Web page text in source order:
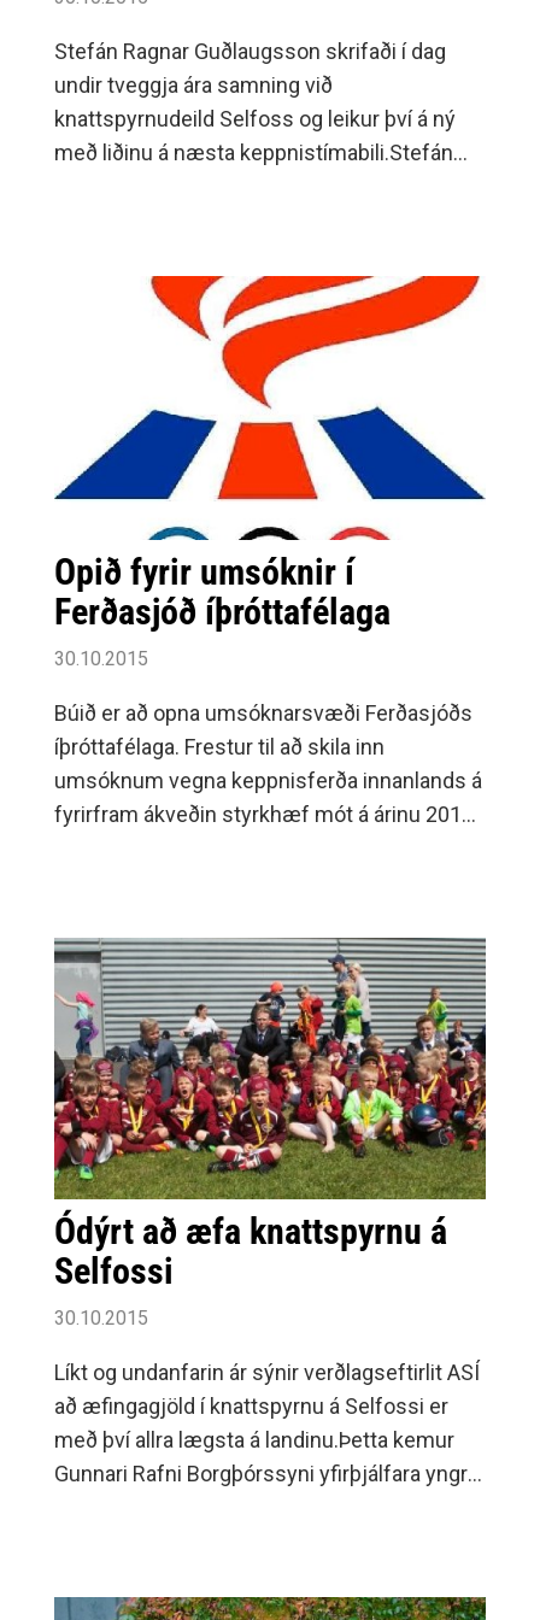
liðsins þá Jóhann Erlingsson og Teit Örn
Einarsson, en Teitur var markahæsti
leikmaður liðsins í síðustu tveimur
leikjum. "Í þessum leik náðum við loksins
er heimaleikur gegn efsta liðinu, Stjörnunni úr
Garðabæ, föstudaginn 13.nóv í íþróttahúsi
Vallaskóla kl 19:30.Markaskorun: Andri Már
Sveinsson 9 Elvar Örn Jónsson 6 Hergeir
Grímsson 6 Guðjón Ágústsson 4 Örn
Þrastarson 3 Árni Geir Hilmarsson 2
Alexander Már Egan 2 Árni Guðmundsson
2Markvarsla: Helgi Hlynsson 6 varðir boltar
(24%) Birkir Fannar Bragason 3 varðir boltar
(20%)MM JÁE /mynd).
Stefán Ragnar Guðlaugsson skrifaði í dag
undir tveggja ára samning við
knattspyrnudeild Selfoss og leikur því á ný
með liðinu á næsta keppnistímabili.Stefán
Opið fyrir umsóknir í
Ferðasjóð íþróttafélaga
30.10.2015
Búið er að opna umsóknarsvæði Ferðasjóðs
íþróttafélaga. Frestur til að skila inn
umsóknum vegna keppnisferða innanlands á
fyrirfram ákveðin styrkhæf mót á árinu 2015
Ódýrt að æfa knattspyrnu á
Selfossi
30.10.2015
Líkt og undanfarin ár sýnir verðlagseftirlit ASÍ
að æfingagjöld í knattspyrnu á Selfossi er
með því allra lægsta á landinu.Þetta kemur
Gunnari Rafni Borgþórssyni yfirþjálfara yngri
æfingagjöld býður knattspyrnudeildin upp á